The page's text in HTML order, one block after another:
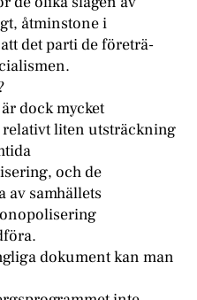
åtminstone i
det parti de företrä-
dock mycket
liten utsträckning
och de
av samhällets
dokument kan man